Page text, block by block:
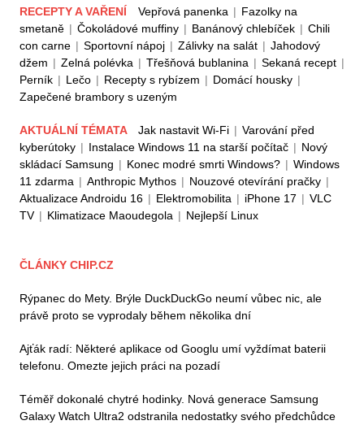
RECEPTY A VAŘENÍ Vepřová panenka | Fazolky na
smetaně | Čokoládové muffiny | Banánový chlebíček | Chili
con carne | Sportovní nápoj | Zálivky na salát | Jahodový
džem | Zelná polévka | Třešňová bublanina | Sekaná recept |
Perník | Lečo | Recepty s rybízem | Domácí housky |
Zapečené brambory s uzeným
AKTUÁLNÍ TÉMATA Jak nastavit Wi-Fi | Varování před
kyberútoky | Instalace Windows 11 na starší počítač | Nový
skládací Samsung | Konec modré smrti Windows? | Windows
11 zdarma | Anthropic Mythos | Nouzové otevírání pračky |
Aktualizace Androidu 16 | Elektromobilita | iPhone 17 | VLC
TV | Klimatizace Maoudegola | Nejlepší Linux
ČLÁNKY CHIP.CZ
Rýpanec do Mety. Brýle DuckDuckGo neumí vůbec nic, ale
právě proto se vyprodaly během několika dní
Ajťák radí: Některé aplikace od Googlu umí vyždímat baterii
telefonu. Omezte jejich práci na pozadí
Téměř dokonalé chytré hodinky. Nová generace Samsung
Galaxy Watch Ultra2 odstranila nedostatky svého předchůdce